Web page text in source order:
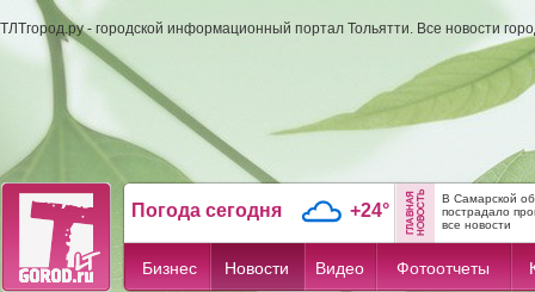
ТЛТгород.ру - городской информационный портал Тольятти. Все новости
Погода сегодня +24°
В Самарской
пострадало
все новости
Бизнес Новости Видео Фотоотчеты